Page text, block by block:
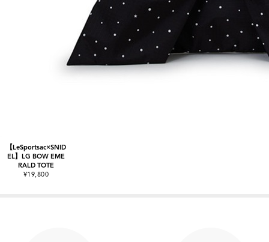
【LeSportsac×SNID
EL】LG BOW EME
RALD TOTE
¥19,800